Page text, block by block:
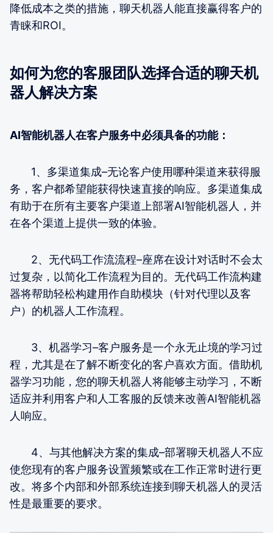
降低成本之类的措施，聊天机器人能直接赢得客户的
青睐和ROI。
如何为您的客服团队选择合适的聊天机
器人解决方案
AI智能机器人在客户服务中必须具备的功能：
1、多渠道集成–无论客户使用哪种渠道来获得服
务，客户都希望能获得快速直接的响应。多渠道集成
有助于在所有主要客户渠道上部署AI智能机器人，并
在各个渠道上提供一致的体验。
2、无代码工作流流程–座席在设计对话时不会太
过复杂，以简化工作流程为目的。无代码工作流构建
器将帮助轻松构建用作自助模块（针对代理以及客
户）的机器人工作流程。
3、机器学习–客户服务是一个永无止境的学习过
程，尤其是在了解不断变化的客户喜欢方面。借助机
器学习功能，您的聊天机器人将能够主动学习，不断
适应并利用客户和人工客服的反馈来改善AI智能机器
人响应。
4、与其他解决方案的集成–部署聊天机器人不应
使您现有的客户服务设置频繁或在工作正常时进行更
改。将多个内部和外部系统连接到聊天机器人的灵活
性是最重要的要求。